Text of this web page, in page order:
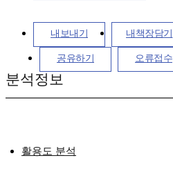
내보내기 내책장담기
공유하기 오류접수
분석정보
활용도 분석